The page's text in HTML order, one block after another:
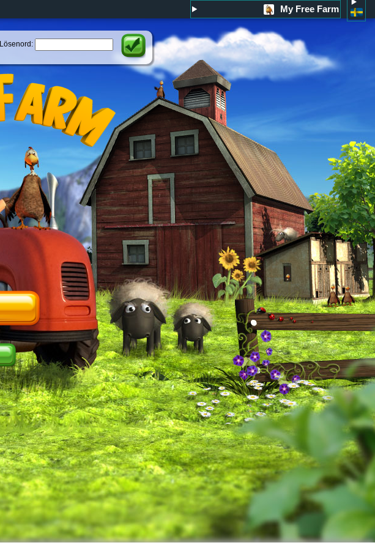
Lösenord:
My Free Farm